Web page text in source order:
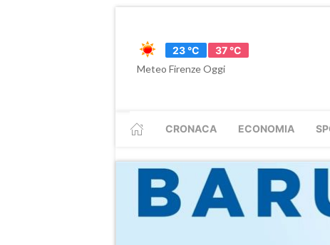
23 °C
37 °C
Meteo Firenze Oggi
CRONACA ECONOMIA